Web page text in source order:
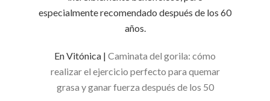
especialmente recomendado después de los 60
años.
En Vitónica | Caminata del gorila: cómo
realizar el ejercicio perfecto para quemar
grasa y ganar fuerza después de los 50